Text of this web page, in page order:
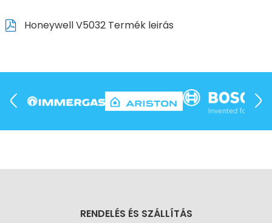
Honeywell V5032 Termék leirás
RENDELÉS ÉS SZÁLLÍTÁS